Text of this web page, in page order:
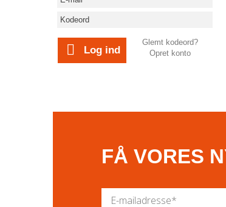
Log ind
Glemt kodeord?
Opret konto
FÅ VORES